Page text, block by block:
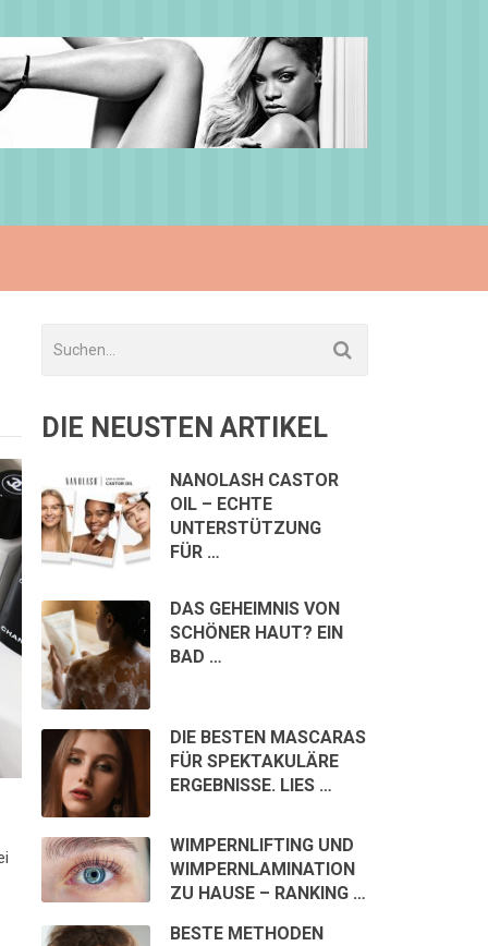
DIE NEUSTEN ARTIKEL
NANOLASH CASTOR
OIL – ECHTE
UNTERSTÜTZUNG
FÜR …
DAS GEHEIMNIS VON
SCHÖNER HAUT? EIN
BAD …
DIE BESTEN MASCARAS
FÜR SPEKTAKULÄRE
ERGEBNISSE. LIES …
WIMPERNLIFTING UND
WIMPERNLAMINATION
ZU HAUSE – RANKING …
BESTE METHODEN